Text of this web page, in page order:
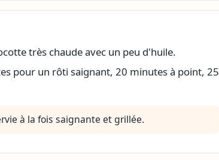
très chaude avec un peu d'huile.
pour un rôti saignant, 20 minutes à point, 25
à la fois saignante et grillée.